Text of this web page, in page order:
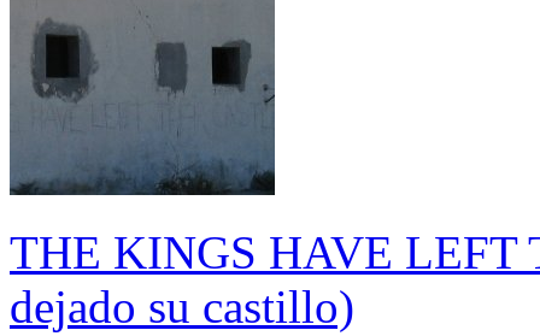
THE KINGS HAVE LEFT
dejado su castillo)